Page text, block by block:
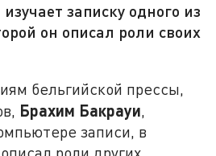
записку одного из
он описал роли своих
бельгийской прессы,
Брахим Бакрауи,
записи, в
роли других